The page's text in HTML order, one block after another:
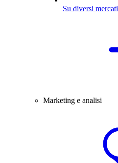
Su diversi mercati
Marketing e analisi